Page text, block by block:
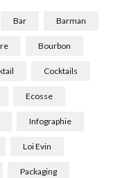
Bar Barman
Bourbon
Cocktails
Ecosse
Infographie
Loi Evin
Packaging